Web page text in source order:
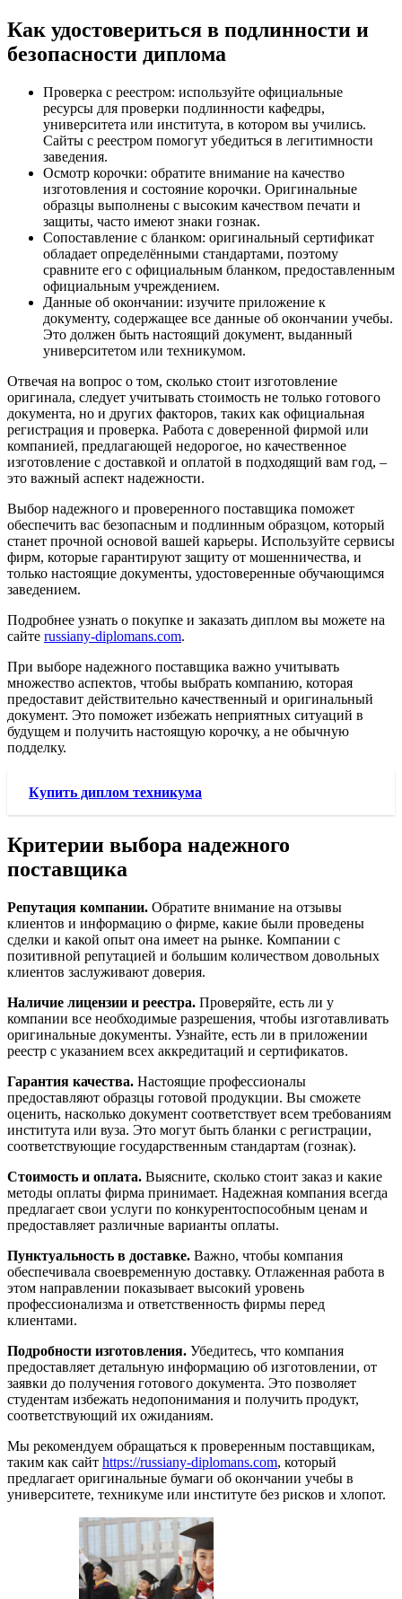
Как удостовериться в подлинности и
безопасности диплома
Проверка с реестром: используйте официальные
ресурсы для проверки подлинности кафедры,
университета или института, в котором вы учились.
Сайты с реестром помогут убедиться в легитимности
заведения.
Осмотр корочки: обратите внимание на качество
изготовления и состояние корочки. Оригинальные
образцы выполнены с высоким качеством печати и
защиты, часто имеют знаки гознак.
Сопоставление с бланком: оригинальный сертификат
обладает определёнными стандартами, поэтому
сравните его с официальным бланком, предоставленным
официальным учреждением.
Данные об окончании: изучите приложение к
документу, содержащее все данные об окончании учебы.
Это должен быть настоящий документ, выданный
университетом или техникумом.
Отвечая на вопрос о том, сколько стоит изготовление
оригинала, следует учитывать стоимость не только готового
документа, но и других факторов, таких как официальная
регистрация и проверка. Работа с доверенной фирмой или
компанией, предлагающей недорогое, но качественное
изготовление с доставкой и оплатой в подходящий вам год, –
это важный аспект надежности.
Выбор надежного и проверенного поставщика поможет
обеспечить вас безопасным и подлинным образцом, который
станет прочной основой вашей карьеры. Используйте сервисы
фирм, которые гарантируют защиту от мошенничества, и
только настоящие документы, удостоверенные обучающимся
заведением.
Подробнее узнать о покупке и заказать диплом вы можете на
сайте russiany-diplomans.com.
При выборе надежного поставщика важно учитывать
множество аспектов, чтобы выбрать компанию, которая
предоставит действительно качественный и оригинальный
документ. Это поможет избежать неприятных ситуаций в
будущем и получить настоящую корочку, а не обычную
подделку.
Купить диплом техникума
Критерии выбора надежного
поставщика
Репутация компании. Обратите внимание на отзывы
клиентов и информацию о фирме, какие были проведены
сделки и какой опыт она имеет на рынке. Компании с
позитивной репутацией и большим количеством довольных
клиентов заслуживают доверия.
Наличие лицензии и реестра. Проверяйте, есть ли у
компании все необходимые разрешения, чтобы изготавливать
оригинальные документы. Узнайте, есть ли в приложении
реестр с указанием всех аккредитаций и сертификатов.
Гарантия качества. Настоящие профессионалы
предоставляют образцы готовой продукции. Вы сможете
оценить, насколько документ соответствует всем требованиям
института или вуза. Это могут быть бланки с регистрации,
соответствующие государственным стандартам (гознак).
Стоимость и оплата. Выясните, сколько стоит заказ и какие
методы оплаты фирма принимает. Надежная компания всегда
предлагает свои услуги по конкурентоспособным ценам и
предоставляет различные варианты оплаты.
Пунктуальность в доставке. Важно, чтобы компания
обеспечивала своевременную доставку. Отлаженная работа в
этом направлении показывает высокий уровень
профессионализма и ответственность фирмы перед
клиентами.
Подробности изготовления. Убедитесь, что компания
предоставляет детальную информацию об изготовлении, от
заявки до получения готового документа. Это позволяет
студентам избежать недопонимания и получить продукт,
соответствующий их ожиданиям.
Мы рекомендуем обращаться к проверенным поставщикам,
таким как сайт https://russiany-diplomans.com, который
предлагает оригинальные бумаги об окончании учебы в
университете, техникуме или институте без рисков и хлопот.